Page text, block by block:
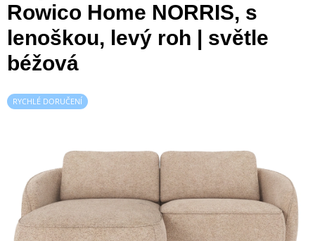
Rowico Home NORRIS, s
lenoškou, levý roh | světle
béžová
RYCHLÉ DORUČENÍ